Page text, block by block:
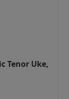
Tenor Uke,